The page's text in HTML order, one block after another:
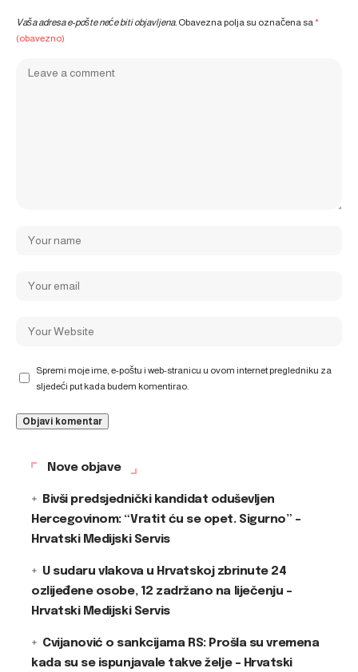
Vaša adresa e-pošte neće biti objavljena. Obavezna polja su označena sa*
(obavezno)
Spremi moje ime, e-poštu i web-stranicu u ovom internet pregledniku za
sljedeći put kada budem komentirao.
Nove objave
Bivši predsjednički kandidat oduševljen
Hercegovinom: “Vratit ću se opet. Sigurno” –
Hrvatski Medijski Servis
U sudaru vlakova u Hrvatskoj zbrinute 24
ozlijeđene osobe, 12 zadržano na liječenju –
Hrvatski Medijski Servis
Cvijanović o sankcijama RS: Prošla su vremena
kada su se ispunjavale takve želje – Hrvatski